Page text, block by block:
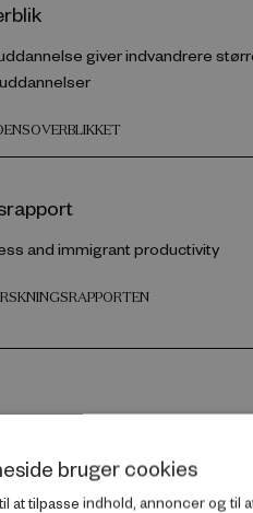
giver indvandrere
and immigrant productivity
bruger cookies
at tilpasse indhold, annoncer og til